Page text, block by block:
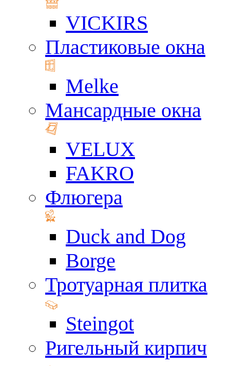
VICKIRS
Пластиковые окна
Melke
Мансардные окна
VELUX
FAKRO
Флюгера
Duck and Dog
Borge
Тротуарная плитка
Steingot
Ригельный кирпич